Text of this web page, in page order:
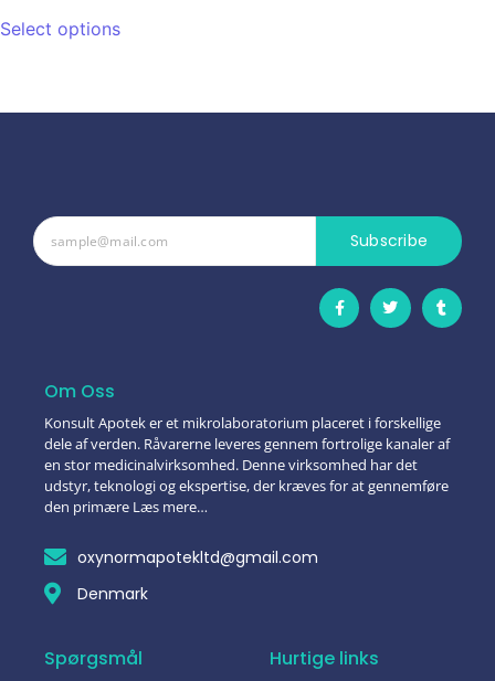
Select options
Subscribe
Om Oss
Konsult Apotek er et mikrolaboratorium placeret i forskellige
dele af verden. Råvarerne leveres gennem fortrolige kanaler af
en stor medicinalvirksomhed. Denne virksomhed har det
udstyr, teknologi og ekspertise, der kræves for at gennemføre
den primære Læs mere…
oxynormapotekltd@gmail.com
Denmark
Spørgsmål Hurtige links